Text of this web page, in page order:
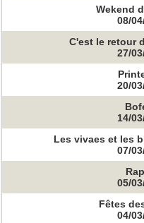
Wekend
08/
C'est le retour
27/
20/
14/
Les vivaes et les
07/
05/
Fêtes
04/